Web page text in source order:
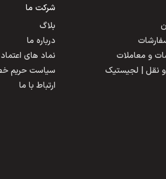
و معاملات
نقل | لجیستیک
شرکت ما
بلاگ
درباره ما
نماد های
سیاست حریم
ارتباط با ما